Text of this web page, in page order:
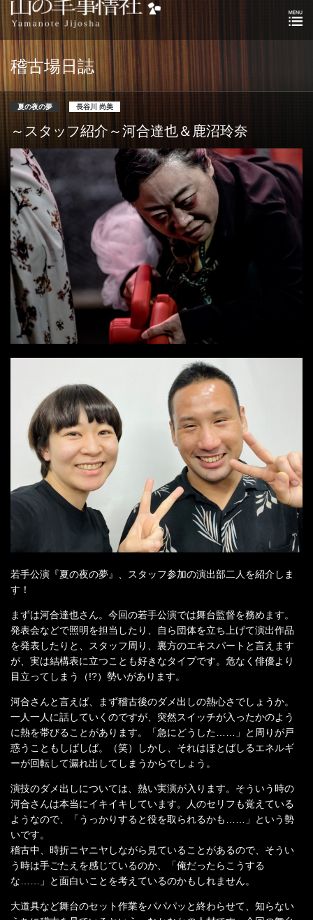
稽古場日誌
夏の夜の夢 長谷川 尚美
～スタッフ紹介～河合達也＆鹿沼玲奈
若手公演『夏の夜の夢』、スタッフ参加の演出部二人を紹介しま
す！
まずは河合達也さん。今回の若手公演では舞台監督を務めます。
発表会などで照明を担当したり、自ら団体を立ち上げて演出作品
を発表したりと、スタッフ周り、裏方のエキスパートと言えます
が、実は結構表に立つことも好きなタイプです。危なく俳優より
目立ってしまう（!?）勢いがあります。
河合さんと言えば、まず稽古後のダメ出しの熱心さでしょうか。
一人一人に話していくのですが、突然スイッチが入ったかのよう
に熱を帯びることがあります。「急にどうした……」と周りが戸
惑うこともしばしば。（笑）しかし、それはほとばしるエネルギ
ーが回転して漏れ出してしまうからでしょう。
演技のダメ出しについては、熱い実演が入ります。そういう時の
河合さんは本当にイキイキしています。人のセリフも覚えている
ようなので、「うっかりすると役を取られるかも……」という勢
いです。
稽古中、時折ニヤニヤしながら見ていることがあるので、そうい
う時は手ごたえを感じているのか、「俺だったらこうする
な……」と面白いことを考えているのかもしれません。
大道具など舞台のセット作業をパパパッと終わらせて、知らない